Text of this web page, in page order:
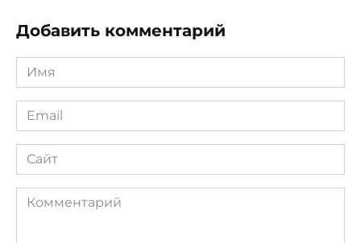
Добавить комментарий
Имя
Email
Сайт
Комментарий